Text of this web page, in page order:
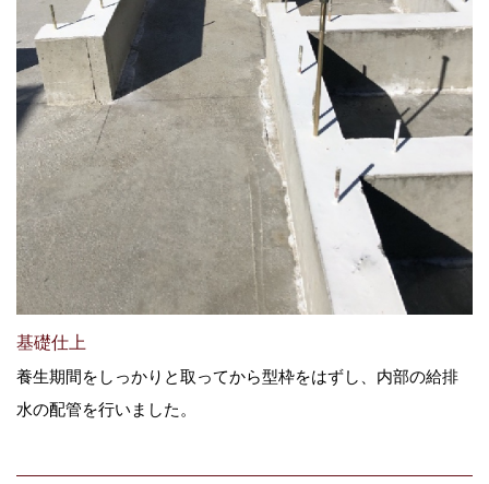
基礎仕上
養生期間をしっかりと取ってから型枠をはずし、内部の給排
水の配管を行いました。